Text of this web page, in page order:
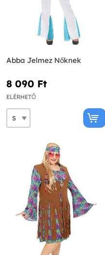
Abba Jelmez Nőknek
8 090 Ft‎
ELÉRHETŐ